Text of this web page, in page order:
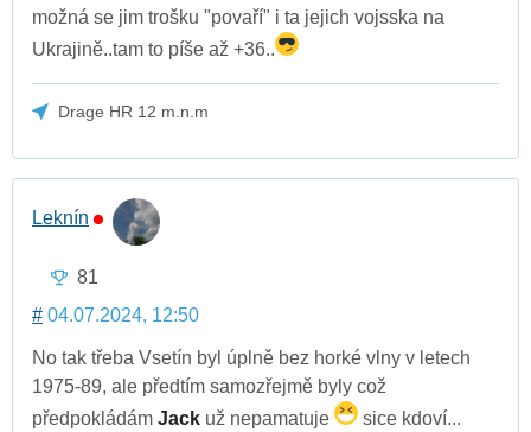
možná se jim trošku "povaří" i ta jejich vojsska na
Ukrajině..tam to píše až +36..
Drage HR 12 m.n.m
Leknín
81
# 04.07.2024, 12:50
No tak třeba Vsetín byl úplně bez horké vlny v letech
1975-89, ale předtím samozřejmě byly což
předpokládám Jack už nepamatuje
sice kdoví...